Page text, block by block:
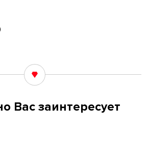
Вас заинтересует